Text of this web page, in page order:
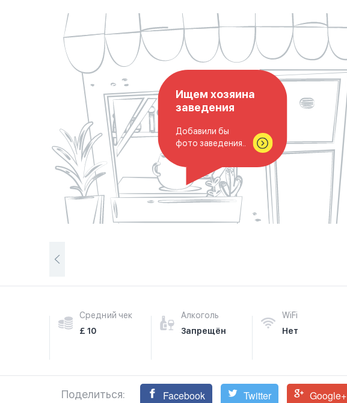
Ищем хозяина
заведения
Добавили бы
фото заведения..
Средний чек
£ 10
Алкоголь
Запрещён
WiFi
Нет
Поделиться: Facebook Twitter Google+